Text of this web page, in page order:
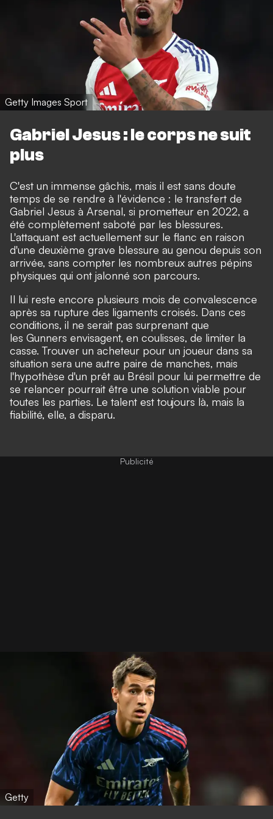
Getty Images Sport
Gabriel Jesus : le corps ne suit
plus
C'est un immense gâchis, mais il est sans doute
temps de se rendre à l'évidence : le transfert de
Gabriel Jesus à Arsenal, si prometteur en 2022, a
été complètement saboté par les blessures.
L'attaquant est actuellement sur le flanc en raison
d'une deuxième grave blessure au genou depuis son
arrivée, sans compter les nombreux autres pépins
physiques qui ont jalonné son parcours.
Il lui reste encore plusieurs mois de convalescence
après sa rupture des ligaments croisés. Dans ces
conditions, il ne serait pas surprenant que
les Gunners envisagent, en coulisses, de limiter la
casse. Trouver un acheteur pour un joueur dans sa
situation sera une autre paire de manches, mais
l'hypothèse d'un prêt au Brésil pour lui permettre de
se relancer pourrait être une solution viable pour
toutes les parties. Le talent est toujours là, mais la
fiabilité, elle, a disparu.
Getty